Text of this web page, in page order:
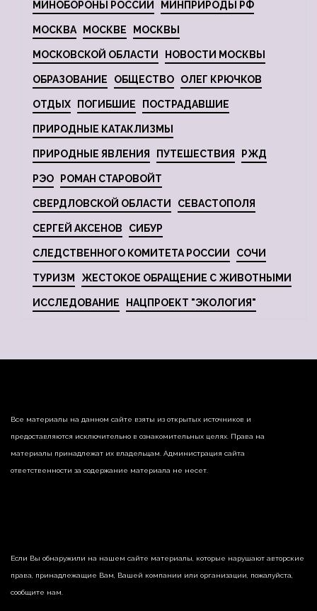
МИНОБОРОНЫ РОССИИ МИНПРИРОДЫ РФ
МОСКВА МОСКВЕ МОСКВЫ
МОСКОВСКОЙ ОБЛАСТИ НОВОСТИ МОСКВЫ
ОБРАЗОВАНИЕ ОБЩЕСТВО ОЛЕГ КРЮЧКОВ
ОТДЫХ ПОГИБШИЕ ПОСТРАДАВШИЕ
ПРИРОДНЫЕ КАТАКЛИЗМЫ
ПРИРОДНЫЕ ЯВЛЕНИЯ ПУТЕШЕСТВИЯ РЖД
РЭО РОМАН СТАРОВОЙТ
СВЕРДЛОВСКОЙ ОБЛАСТИ СЕВАСТОПОЛЯ
СЕРГЕЙ АКСЕНОВ СИБУР
СЛЕДСТВЕННОГО КОМИТЕТА РОССИИ СОЧИ
ТУРИЗМ ЖЕСТОКОЕ ОБРАЩЕНИЕ С ЖИВОТНЫМИ
ИССЛЕДОВАНИЕ НАЦПРОЕКТ "ЭКОЛОГИЯ"
Все материалы на данном сайте взяты из открытых источников и
предоставляются исключительно в ознакомительных целях. Права на
материалы принадлежат их владельцам. Администрация сайта
ответственности за содержание материала не несет.
Если Вы обнаружили на нашем сайте материалы, которые нарушают авторские
права, принадлежащие Вам, Вашей компании или организации, пожалуйста,
сообщите нам.